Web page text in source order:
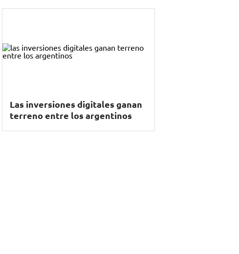
Las inversiones digitales ganan
terreno entre los argentinos